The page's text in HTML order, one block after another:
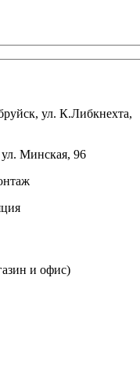
ул. К.Либкнехта,
ул. Минская, 96
и офис)